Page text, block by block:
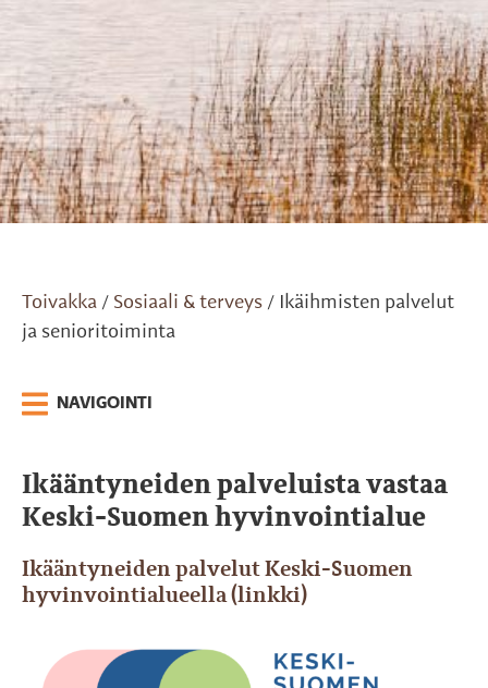
Toivakka / Sosiaali & terveys /
Ikäihmisten palvelut
ja senioritoiminta
NAVIGOINTI
Ikääntyneiden palveluista vastaa
Keski-Suomen hyvinvointialue
Ikääntyneiden palvelut Keski-Suomen
hyvinvointialueella (linkki)